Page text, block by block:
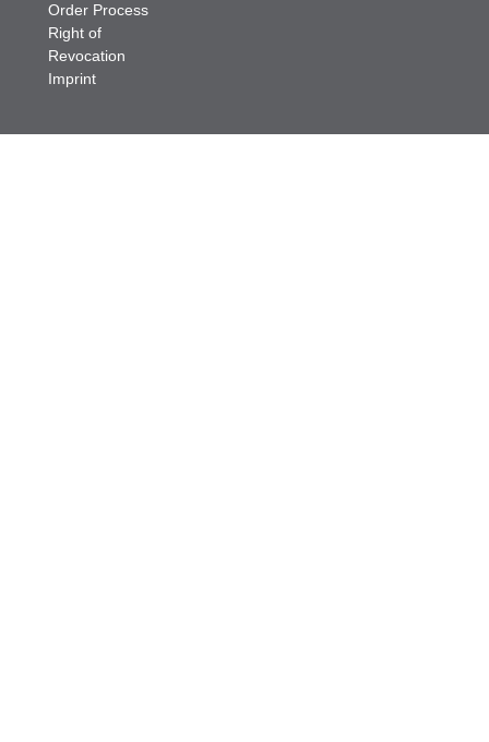
Order Process
Right of
Revocation
Imprint